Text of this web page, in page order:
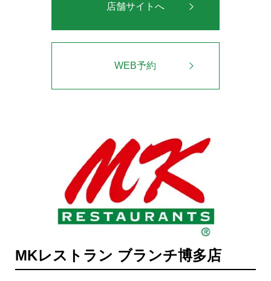
店舗サイトへ
WEB予約
MKレストラン ブランチ博多店